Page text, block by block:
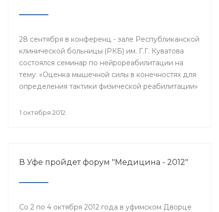
28 сентября в конференц - зале Республиканской
клинической больницы (РКБ) им. Г.Г. Куватова
состоялся семинар по нейрореабилитации на
тему: «Оценка мышечной силы в конечностях для
определения тактики физической реабилитации»
Синди Робинсон.
1 октября 2012
В Уфе пройдет форум "Медицина - 2012"
Со 2 по 4 октября 2012 года в уфимском Дворце